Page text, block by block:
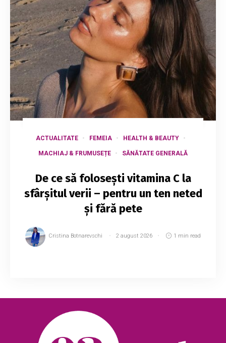
ACTUALITATE FEMEIA HEALTH & BEAUTY
MACHIAJ & FRUMUSEȚE SĂNĂTATE GENERALĂ
De ce să folosești vitamina C la
sfârșitul verii – pentru un ten neted
și fără pete
Cristina Botnarevschi 2 august 2026 1 min read
luni întregi de expunere la soare,...